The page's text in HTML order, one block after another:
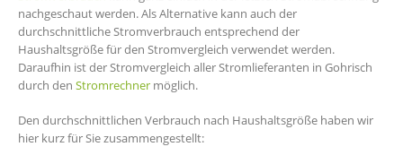
nachgeschaut werden. Als Alternative kann auch der
durchschnittliche Stromverbrauch entsprechend der
Haushaltsgröße für den Stromvergleich verwendet werden.
Daraufhin ist der Stromvergleich aller Stromlieferanten in Gohrisch
durch den Stromrechner möglich.
Den durchschnittlichen Verbrauch nach Haushaltsgröße haben wir
hier kurz für Sie zusammengestellt: